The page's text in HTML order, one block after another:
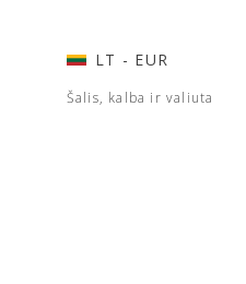
LT - EUR
Šalis, kalba ir valiuta